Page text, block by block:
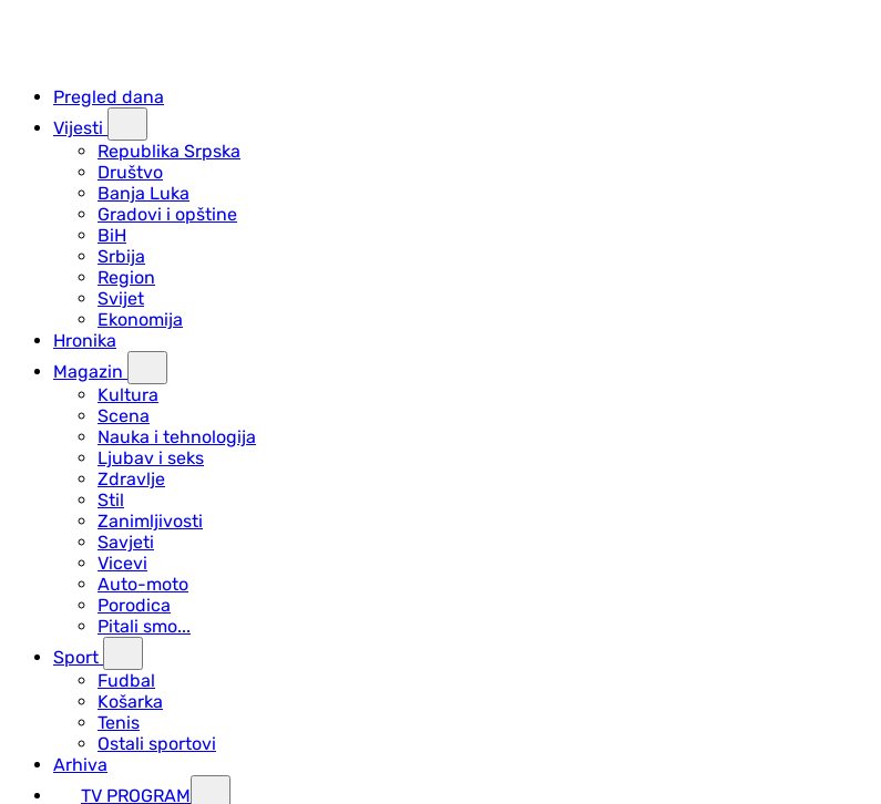
Pregled dana
Vijesti
Republika Srpska
Društvo
Banja Luka
Gradovi i opštine
BiH
Srbija
Region
Svijet
Ekonomija
Hronika
Magazin
Kultura
Scena
Nauka i tehnologija
Ljubav i seks
Zdravlje
Stil
Zanimljivosti
Savjeti
Vicevi
Auto-moto
Porodica
Pitali smo...
Sport
Fudbal
Košarka
Tenis
Ostali sportovi
Arhiva
TV PROGRAM